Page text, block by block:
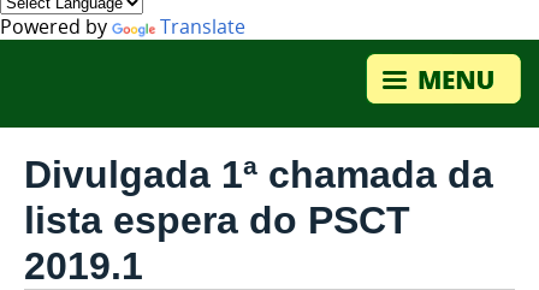
Powered by Translate
Divulgada 1ª chamada da
lista espera do PSCT
2019.1